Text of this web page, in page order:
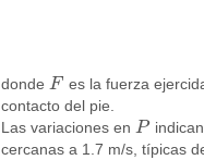
dondeF
F es la fuerza
contacto del pie.
Las variaciones enP
P indican
cercanas a 1.7 m/s, típicas